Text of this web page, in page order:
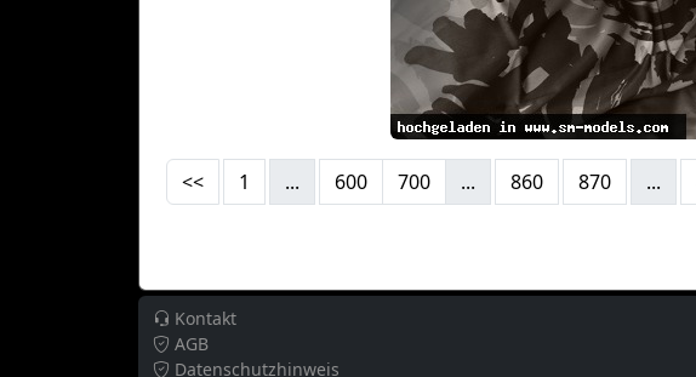
<< 1 ... 600 700 ... 860 870 ...
Kontakt
AGB
Datenschutzhinweis